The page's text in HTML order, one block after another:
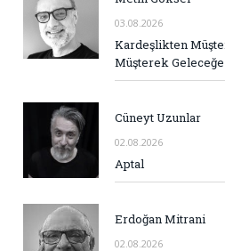
03.08.2026
Kardeşlikten
Müşterek Geleceğe
Cüneyt Uzunlar
02.08.2026
Aptal
Erdoğan Mitrani
02.08.2026